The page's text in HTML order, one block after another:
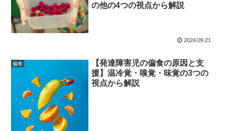
の他の4つの視点から解説
2024.09.21
偏食
【発達障害児の偏食の原因と支
援】温冷覚・嗅覚・味覚の3つの
視点から解説